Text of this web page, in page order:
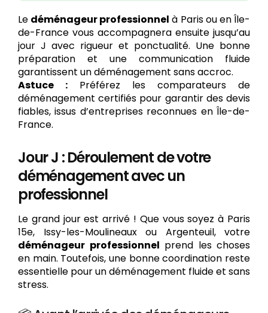
Le déménageur professionnel à Paris ou en Île-
de-France vous accompagnera ensuite jusqu’au
jour J avec rigueur et ponctualité. Une bonne
préparation et une communication fluide
garantissent un déménagement sans accroc.
Astuce : Préférez les comparateurs de
déménagement certifiés pour garantir des devis
fiables, issus d’entreprises reconnues en Île-de-
France.
Jour J : Déroulement de votre
déménagement avec un
professionnel
Le grand jour est arrivé ! Que vous soyez à Paris
15e, Issy-les-Moulineaux ou Argenteuil, votre
déménageur professionnel prend les choses
en main. Toutefois, une bonne coordination reste
essentielle pour un déménagement fluide et sans
stress.